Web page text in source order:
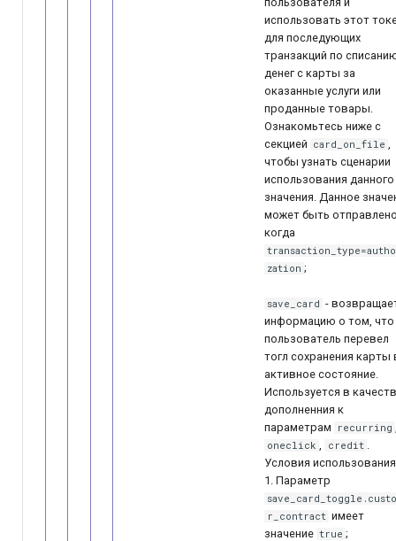
использовать этот
для последующих
транзакций по
денег с карты за
оказанные услуги или
проданные товары.
Ознакомьтесь ниже с
секцией card_on_file
чтобы узнать сценарии
использования данного
значения. Данное
может быть
когда
zation ;
save_card -
информацию о том, что
пользователь перевел
тогл сохранения карты
активное состояние.
Используется в
дополненния к
параметрам
recurring
oneclick credit
Условия
1. Параметр
r_contract имеет
значение true ;